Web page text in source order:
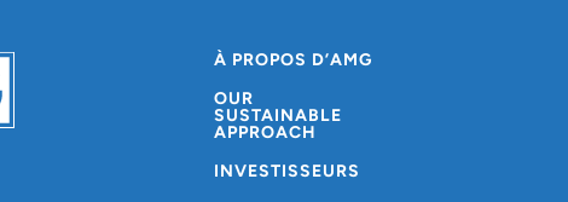
À PROPOS D’AMG
OUR
SUSTAINABLE
APPROACH
INVESTISSEURS